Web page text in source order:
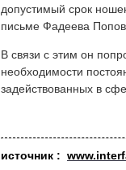
допустимый срок
письме Фадеева
В связи с этим он
необходимости
задействованных в
источник :